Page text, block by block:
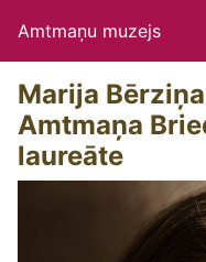
Amtmaņu muzejs
Marija
Amtmaņa
laureāte